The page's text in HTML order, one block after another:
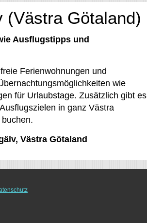
(Västra Götaland)
Ausflugstipps und
Ferienwohnungen und
wie
für Urlaubstage. Zusätzlich gibt es
in ganz Västra
Västra Götaland